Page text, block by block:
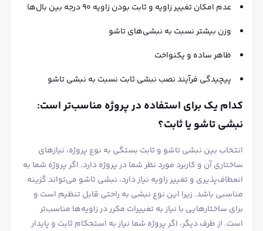
عدم امکان تغییر زاویه و ثابت بودن زاویه ۹۰ درجه بین بال‌ها
وزن بیشتر نسبت به نبشی‌های تاشو
ظاهر ساده و یکنواخت
پیچیدگی فرآیند نصب نبشی ثابت نسبت به نبشی تاشو
کدام یک برای استفاده در پروژه مناسب‌تر است:
نبشی تاشو یا ثابت؟
انتخاب بین نبشی تاشو و ثابت بستگی به نوع پروژه، نیازهای
ساختاری آن و کاربرد مورد نظر شما در پروژه دارد. اگر پروژه شما به
انعطاف‌پذیری و تغییر زاویه نیاز دارد، نبشی تاشو می‌تواند گزینه
مناسبی باشد. زیرا این نوع نبشی به راحتی قابل تنظیم است و
برای ساختارهایی با نیاز به تغییرات مکرر در زاویه‌ها مناسب‌تر
است. از طرف دیگر، اگر پروژه شما نیاز به استحکام ثابت و پایدار